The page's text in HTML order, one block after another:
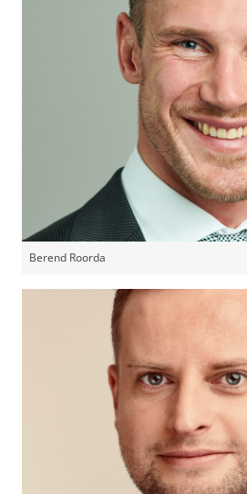
Berend Roorda